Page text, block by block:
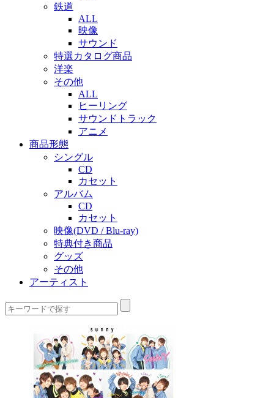
鉄道
ALL
映像
サウンド
特選カタログ商品
洋楽
その他
ALL
ヒーリング
サウンドトラック
アニメ
商品形態
シングル
CD
カセット
アルバム
CD
カセット
映像(DVD / Blu-ray)
特典付き商品
グッズ
その他
アーティスト